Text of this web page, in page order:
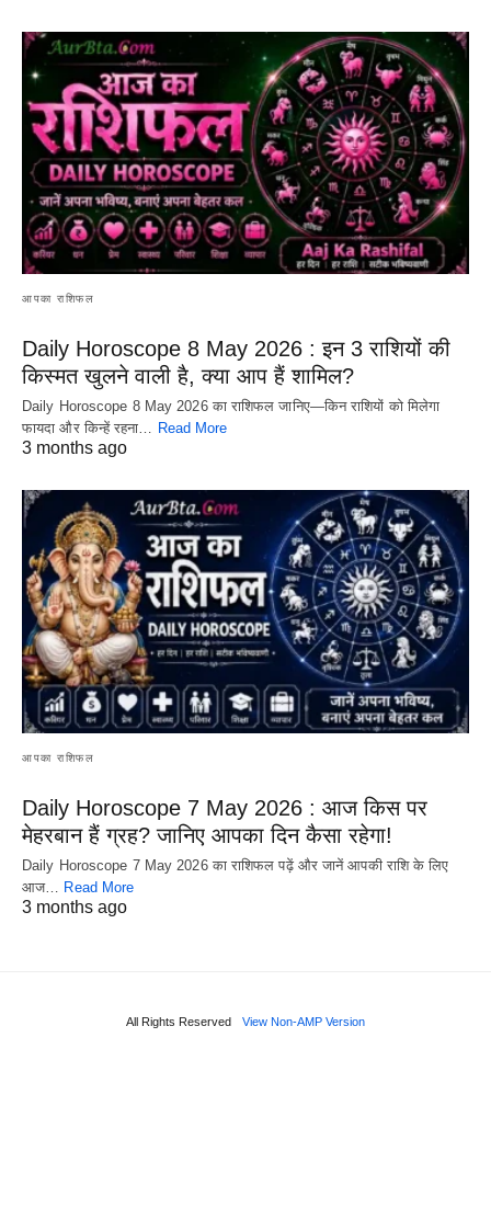
आपका राशिफल
Daily Horoscope 8 May 2026 : इन 3 राशियों की
किस्मत खुलने वाली है, क्या आप हैं शामिल?
Daily Horoscope 8 May 2026 का राशिफल जानिए—किन राशियों को मिलेगा
फायदा और किन्हें रहना… Read More
3 months ago
आपका राशिफल
Daily Horoscope 7 May 2026 : आज किस पर
मेहरबान हैं ग्रह? जानिए आपका दिन कैसा रहेगा!
Daily Horoscope 7 May 2026 का राशिफल पढ़ें और जानें आपकी राशि के लिए
आज… Read More
3 months ago
All Rights Reserved View Non-AMP Version